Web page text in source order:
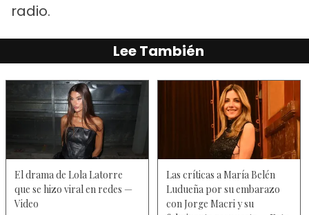
radio.
Lee También
El drama de Lola Latorre
que se hizo viral en redes —
Video
Las críticas a María Belén
Ludueña por su embarazo
con Jorge Macri y su